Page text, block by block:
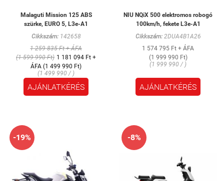
Malaguti Mission 125 ABS
szürke, EURO 5, L3e-A1
Cikkszám:142658
1 259 835 Ft + ÁFA
(1 599 990 Ft) 1 181 094 Ft +
ÁFA (1 499 990 Ft)
(1 499 990 / )
AJÁNLATKÉRÉS
NIU NQiX 500 elektromos robogó
100km/h, fekete L3e-A1
Cikkszám:2DUA4B1A26
1 574 795 Ft + ÁFA
(1 999 990 Ft)
(1 999 990 / )
AJÁNLATKÉRÉS
-19% -8%